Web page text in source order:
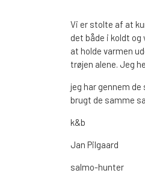
KROGE
S.F.G KØ HO 21
LONGSHOT
POLAROID
Vi er stolte af at
det både i koldt og
at holde varmen
trøjen alene. Jeg
jeg har gennem
brugt de samme
k&b
Jan Pilgaard
salmo-hunter